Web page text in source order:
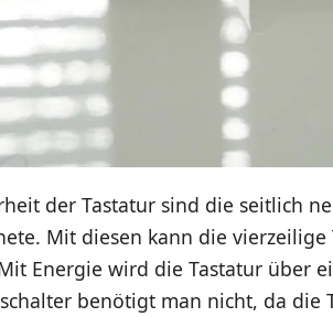
der Tastatur sind die seitlich
Mit diesen kann die
Energie wird die Tastatur über
benötigt man nicht, da die